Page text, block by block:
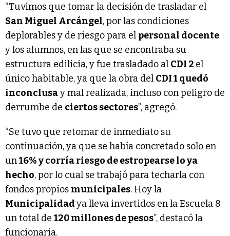
“Tuvimos que tomar la decisión de trasladar el
San Miguel Arcángel, por las condiciones
deplorables y de riesgo para el personal docente
y los alumnos, en las que se encontraba su
estructura edilicia, y fue trasladado al CDI 2 el
único habitable, ya que la obra del CDI 1 quedó
inconclusay mal realizada, incluso con peligro de
derrumbe de ciertos sectores”, agregó.
“Se tuvo que retomar de inmediato su
continuación, ya que se había concretado solo en
un16% y corría riesgo de estropearse lo ya
hecho, por lo cual se trabajó para techarla con
fondos propios municipales. Hoy la
Municipalidadya lleva invertidos en la Escuela 8
un total de120 millones de pesos”, destacó la
funcionaria.